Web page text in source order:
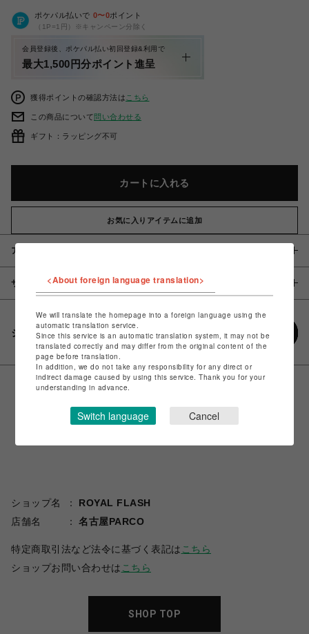
ポケパル払いで 0〜0ポイント
（1P=1円）※キャンペーン分除く
会員登録後、ポケパル払い初回登録&利用で
最大1,500円分ポイント進呈
獲得ポイントの確認方法は こちら
この商品について問い合わせる
ギフト：ラッピング不可
カートに入れる
お気に入りアイテムに追加
アイテム説明 / 素材
サイズ
シェアする
ショップ名
ROYAL FLASH
店舗名
名古屋PARCO
特定商取引法など法令に基づく表記は こちら
ショップお問い合わせは こちら
SHOP TOP
<About foreign language translation>
We will translate the homepage into a foreign language using the
automatic translation service.
Since this service is an automatic translation system, it may not be
translated correctly and may differ from the original content of the
page before translation.
In addition, we do not take any responsibility for any direct or
indirect damage caused by using this service. Thank you for your
understanding in advance.
Switch language Cancel